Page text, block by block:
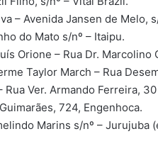
– Avenida Jansen de Melo,
do Mato s/nº – Itaipu.
Orione – Rua Dr. Marcolino
Taylor March – Rua
Ver. Armando Ferreira,
724, Engenhoca.
Marins s/nº –